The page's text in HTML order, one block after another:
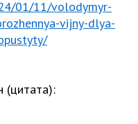
01/11/volodymyr-
vijny-dlya-
(цитата):